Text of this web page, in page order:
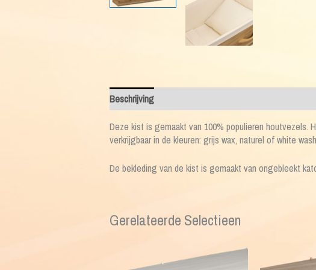
Beschrijving
Deze kist is gemaakt van 100% populieren
verkrijgbaar in de kleuren: grijs wax, naturel of white
De bekleding van de kist is gemaakt van ongebleekt
Gerelateerde Selectieen